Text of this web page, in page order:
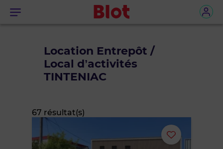
Menu
Location Entrepôt /
Local d’activités
TINTENIAC
67 résultat(s)
Ajouter